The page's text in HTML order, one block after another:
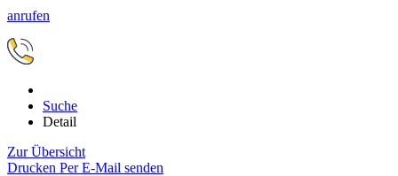
anrufen
Suche
Detail
Zur Übersicht
Drucken Per E-Mail senden